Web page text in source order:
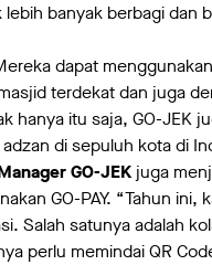
banyak berbagi dan
dapat
terdekat dan juga
hanya itu saja, GO-JEK
di sepuluh kota di
GO-JEK juga
GO-PAY. “Tahun ini,
Salah satunya adalah
perlu memindai QR